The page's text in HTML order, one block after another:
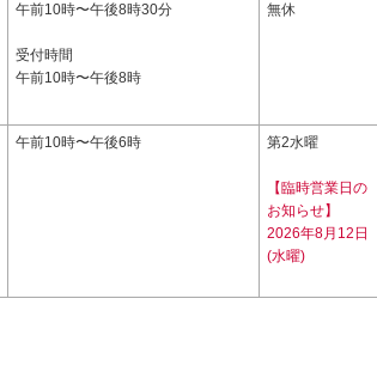
午前10時〜午後8時30分
受付時間
午前10時〜午後8時
無休
午前10時〜午後6時 第2水曜
【臨時営業日の
お知らせ】
2026年8月12日
(水曜)